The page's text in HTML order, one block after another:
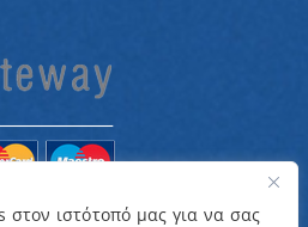
στον ιστότοπό μας για να σας